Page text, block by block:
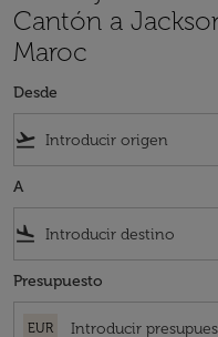
Cantón a
Maroc
Desde
flight_takeoff
A
flight_land
Presupuesto
EUR